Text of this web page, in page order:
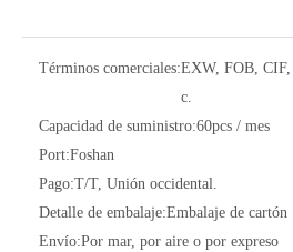
Términos comerciales:EXW, FOB,
c.
Capacidad de suministro:60pcs / mes
Port:Foshan
Pago:T/T, Unión occidental.
Detalle de embalaje:Embalaje de cartón
Envío:Por mar, por aire o por expreso